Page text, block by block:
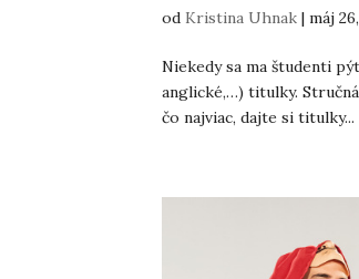
od Kristina Uhnak |máj
Niekedy sa ma študenti
anglické,…) titulky.
čo najviac, dajte si titulky...